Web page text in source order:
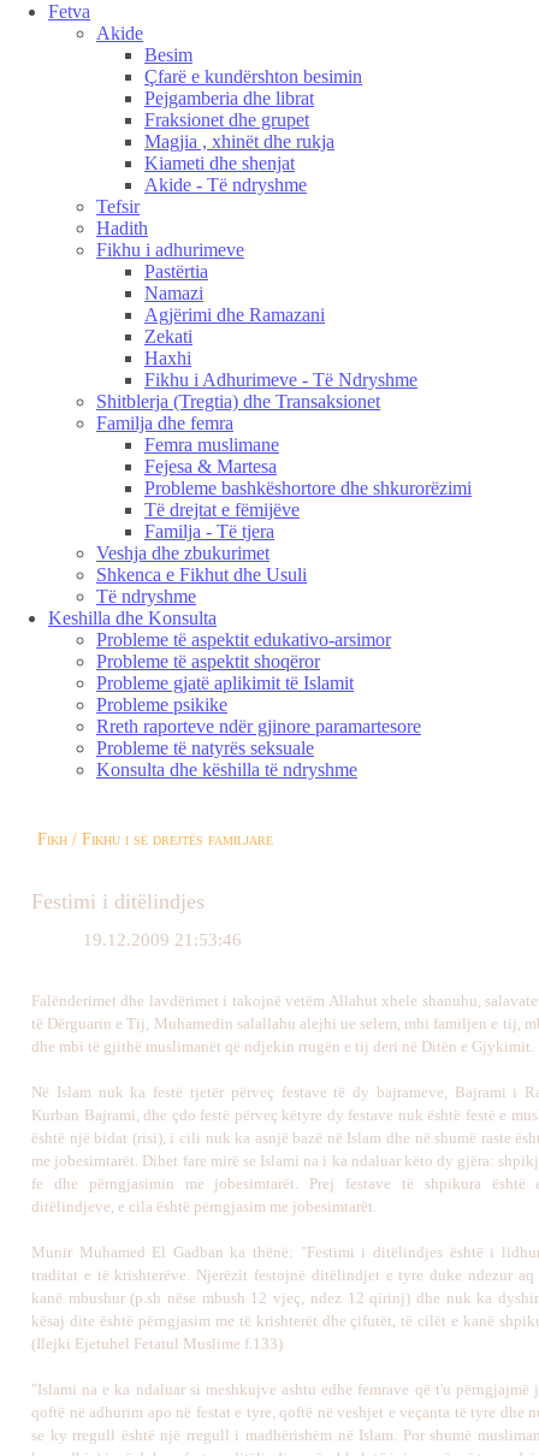
Fetva
Akide
Besim
Çfarë e kundërshton besimin
Pejgamberia dhe librat
Fraksionet dhe grupet
Magjia , xhinët dhe rukja
Kiameti dhe shenjat
Akide - Të ndryshme
Tefsir
Hadith
Fikhu i adhurimeve
Pastërtia
Namazi
Agjërimi dhe Ramazani
Zekati
Haxhi
Fikhu i Adhurimeve - Të Ndryshme
Shitblerja (Tregtia) dhe Transaksionet
Familja dhe femra
Femra muslimane
Fejesa & Martesa
Probleme bashkëshortore dhe shkurorëzimi
Të drejtat e fëmijëve
Familja - Të tjera
Veshja dhe zbukurimet
Shkenca e Fikhut dhe Usuli
Të ndryshme
Keshilla dhe Konsulta
Probleme të aspektit edukativo-arsimor
Probleme të aspektit shoqëror
Probleme gjatë aplikimit të Islamit
Probleme psikike
Rreth raporteve ndër gjinore paramartesore
Probleme të natyrës seksuale
Konsulta dhe këshilla të ndryshme
Fikh / Fikhu i së drejtës familjare
Festimi i ditëlindjes
19.12.2009 21:53:46
Falënderimet dhe lavdërimet i takojnë vetëm Allahut xhele shanuhu,
të Dërguarin e Tij, Muhamedin salallahu alejhi ue selem, mbi familjen e tij,
dhe mbi të gjithë muslimanët që ndjekin rrugën e tij deri në Ditën e Gjykimit.
Në Islam nuk ka festë tjetër përveç festave të dy bajrameve, Bajrami i
Kurban Bajrami, dhe çdo festë përveç këtyre dy festave nuk është festë e
është një bidat (risi), i cili nuk ka asnjë bazë në Islam dhe në shumë raste
me jobesimtarët. Dihet fare mirë se Islami na i ka ndaluar këto dy gjëra:
fe dhe përngjasimin me jobesimtarët. Prej festave të shpikura është
ditëlindjeve, e cila është përngjasim me jobesimtarët.
Munir Muhamed El Gadban ka thënë: "Festimi i ditëlindjes është i
traditat e të krishterëve. Njerëzit festojnë ditëlindjet e tyre duke ndezur
kanë mbushur (p.sh nëse mbush 12 vjeç, ndez 12 qirinj) dhe nuk ka
kësaj dite është përngjasim me të krishterët dhe çifutët, të cilët e kanë
(Ilejki Ejetuhel Fetatul Muslime f.133)
"Islami na e ka ndaluar si meshkujve ashtu edhe femrave që t'u përngjajmë
qoftë në adhurim apo në festat e tyre, qoftë në veshjet e veçanta të tyre dhe
se ky rregull është një rregull i madhërishëm në Islam. Por shumë